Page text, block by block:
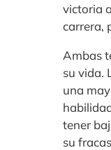
victoria
carrera,
Ambas
su vida.
una
tener
su